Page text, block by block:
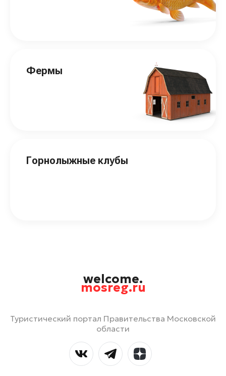
Фермы
Горнолыжные клубы
welcome.
mosreg.ru
Туристический портал Правительства Московской
области